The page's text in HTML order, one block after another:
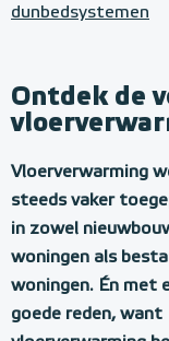
dunbedsystemen
Ontdek de
Vloerverwarming
steeds vaker
in zowel
woningen als
woningen. Én met
goede reden, want